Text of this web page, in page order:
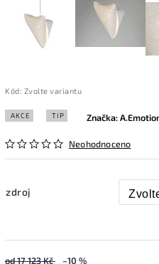
Kód: Zvolte variantu
AKCE TIP
Neohodnoceno
Značka:
zdroj
od 17 123 Kč –10 %